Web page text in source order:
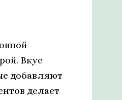
Вкус
добавляют
делает